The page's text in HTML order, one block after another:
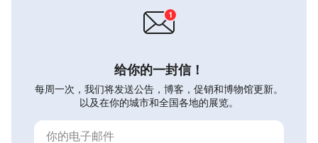
给你的一封信！
每周一次，我们将发送公告，博客，促销和博物馆更新。
以及在你的城市和全国各地的展览。